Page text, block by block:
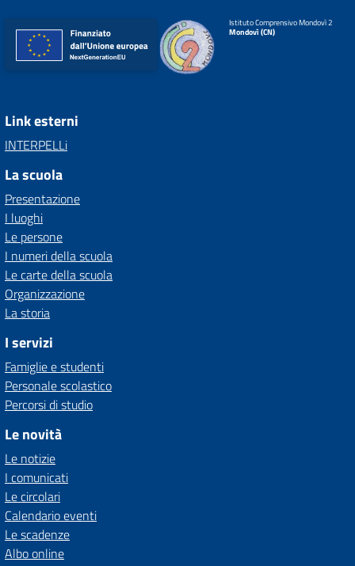
Istituto Comprensivo Mondovì 2
Mondovì (CN)
Link esterni
INTERPELLi
La scuola
Presentazione
I luoghi
Le persone
I numeri della scuola
Le carte della scuola
Organizzazione
La storia
I servizi
Famiglie e studenti
Personale scolastico
Percorsi di studio
Le novità
Le notizie
I comunicati
Le circolari
Calendario eventi
Le scadenze
Albo online